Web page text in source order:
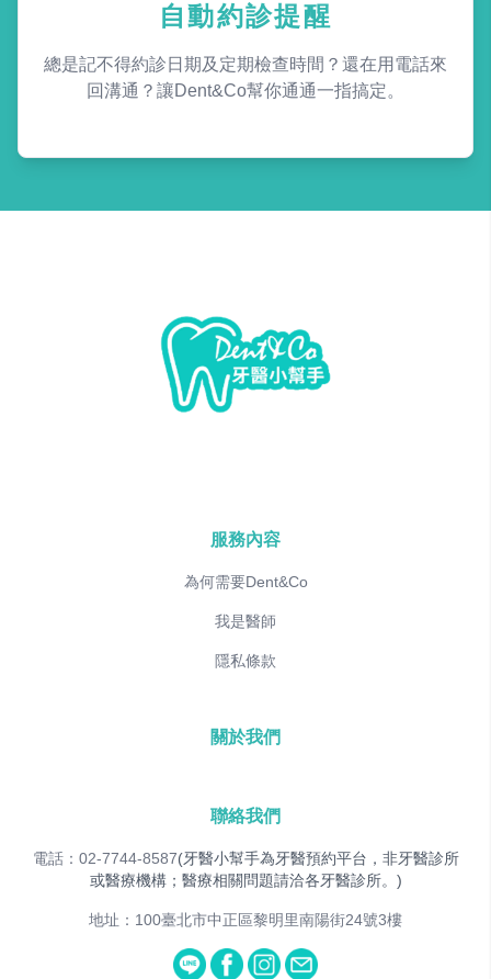
自動約診提醒
總是記不得約診日期及定期檢查時間？還在用電話來
回溝通？讓Dent&Co幫你通通一指搞定。
服務內容
為何需要Dent&Co
我是醫師
隱私條款
關於我們
聯絡我們
電話：02-7744-8587(牙醫小幫手為牙醫預約平台，非牙醫診所
或醫療機構；醫療相關問題請洽各牙醫診所。)
地址：100臺北市中正區黎明里南陽街24號3樓